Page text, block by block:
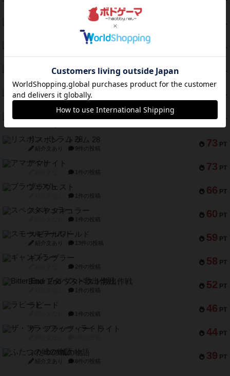
PT
1件の投稿
PT
ファースト・イン・フライト
3件の投稿
PT
モズビ－ズ・レイダ－ズ
PT
テンプテーション
PT
インドネシア
紹介文あり 2件の投稿
75 PT
73 PT
リスボン・トラム 28
紹介文あり 9件の投稿
73 PT
アマナイト
1件の投稿
66 PT
ブラヴェスト
1件の投稿
60 PT
スペクタキュラー
1件の投稿
59 PT
スモールワールド
紹介文あり 13件の投稿
58 PT
ギャンブラー
2件の投稿
52 PT
Bitter End ブタペスト救出作戦
1件の投稿
46 PT
ラピード
1件の投稿
44 PT
ザ・フラッフィー・ライト
39 PT
ふたつの城の物語
紹介文あり 6件の投稿